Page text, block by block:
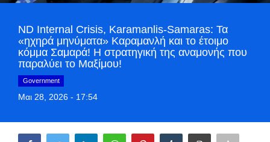
World
Style Adorés
Greece
Entertainment
ND Internal Crisis, Karamanlis-Samaras: Τα
«ηχηρά μηνύματα» Καραμανλή και το έτοιμο
κόμμα Σαμαρά! Η στρατηγική της αναμονής που
παραλύει το Μαξίμου!
Government
Μαι 28, 2026 - 17:54